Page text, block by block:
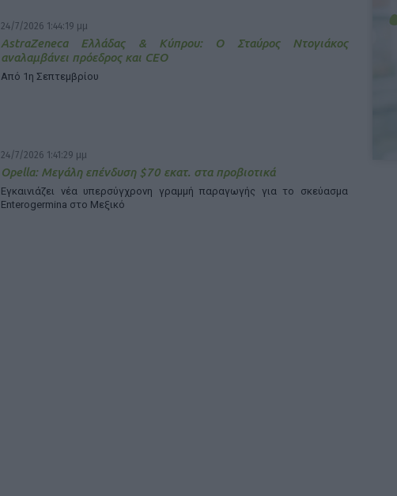
24/7/2026 1:44:19 μμ
AstraZeneca Ελλάδας & Κύπρου: Ο Σταύρος Ντογιάκος
αναλαμβάνει πρόεδρος και CEO
Από 1η Σεπτεμβρίου
24/7/2026 1:41:29 μμ
Opella: Μεγάλη επένδυση $70 εκατ. στα προβιοτικά
Εγκαινιάζει νέα υπερσύγχρονη γραμμή παραγωγής για το σκεύασμα
Enterogermina στο Μεξικό